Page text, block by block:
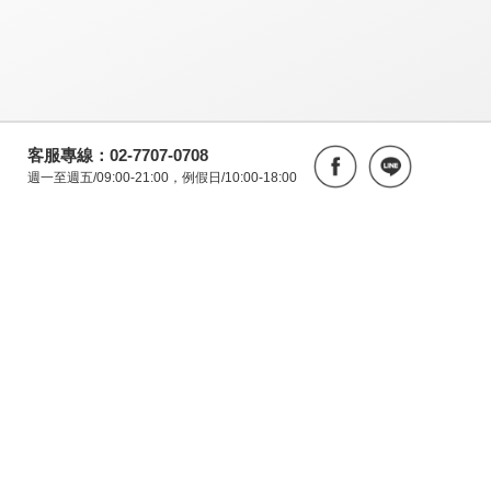
客服專線：02-7707-0708
週一至週五/09:00-21:00，例假日/10:00-18:00